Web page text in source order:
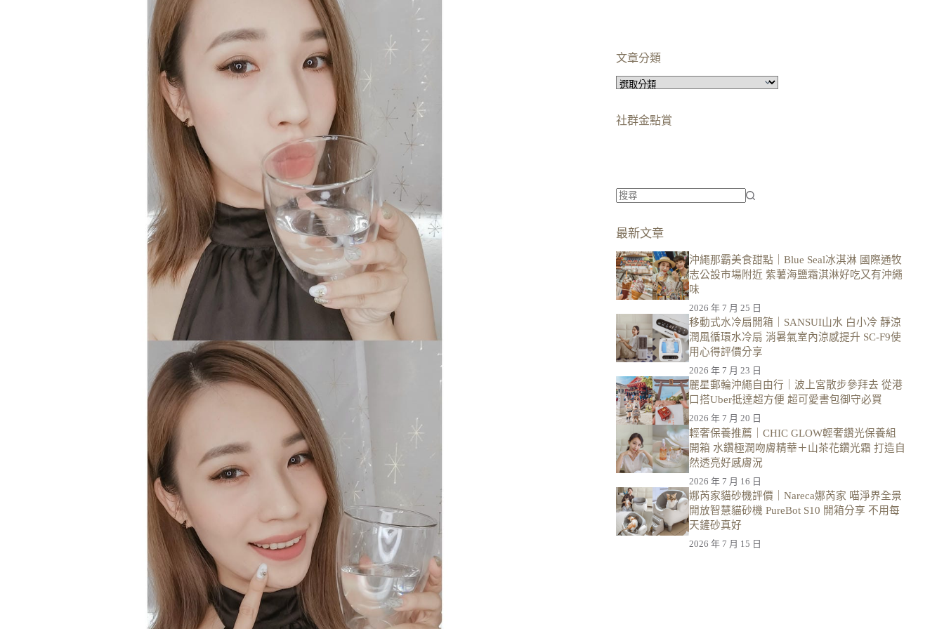
文章分類
文
分
類
社群金點賞
不
符
合
條
件
的
結
果
最新文章
沖繩那霸美食甜點｜Blue Seal冰淇淋 國際通牧
志公設市場附近 紫薯海鹽霜淇淋好吃又有沖繩
味
2026 年 7 月 25 日
移動式水冷扇開箱｜SANSUI山水 白小冷 靜涼
潤風循環水冷扇 消暑氣室內涼感提升 SC-F9使
用心得評價分享
2026 年 7 月 23 日
麗星郵輪沖繩自由行｜波上宮散步參拜去 從港
口搭Uber抵達超方便 超可愛書包御守必買
2026 年 7 月 20 日
輕奢保養推薦｜CHIC GLOW輕奢鑽光保養組
開箱 水鑽極潤吻膚精華＋山茶花鑽光霜 打造自
然透亮好感膚況
2026 年 7 月 16 日
娜芮家貓砂機評價｜Nareca娜芮家 喵淨界全景
開放智慧貓砂機 PureBot S10 開箱分享 不用每
天鏟砂真好
2026 年 7 月 15 日